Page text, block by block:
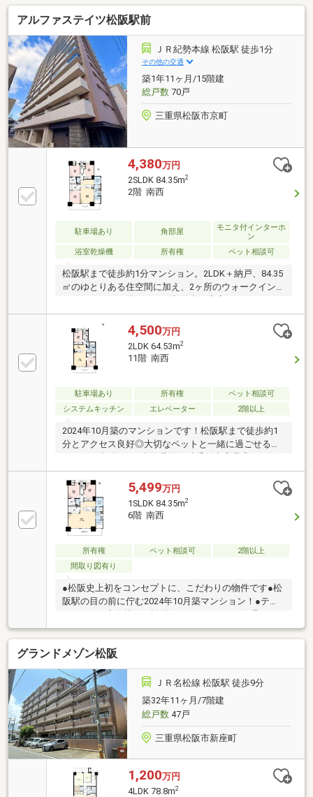
用した高いセキュリティ性も魅力の一つ。エントラン
スはもちろん、エレベーターも認証された居住階のみ
へ運行する仕組みのため、住民以外が自由に各階へ立
ち入れないよう配慮されています。毎日の暮らしに安
心感を与えてくれる設備です。子育てに嬉しい住環
境、リフォーム済みの快適な室内、そして安心のセキ
ュリティ。ご家族みんなが心地よく暮らせる住まい
を、ぜひ現地でご体感ください。
アルファステイツ松阪駅前
ＪＲ紀勢本線 松阪駅 徒歩1分
その他の交通
築1年11ヶ月/15階建
総戸数70戸
三重県松阪市京町
4,380万円
2SLDK 84.35m2
2階 南西
駐車場あり 角部屋
モニタ付インターホ
ン
浴室乾燥機
所有権 ペット相談可
松阪駅まで徒歩約1分マンション。2LDK＋納戸、84.35
㎡のゆとりある住空間に加え、2ヶ所のウォークイン
クローゼットを備えており収納力も充実しています。
南西角部屋につき陽当たり・通風良好。パウダールー
ム横にはユーティリティルームがあり、家事や収納ス
ペースとして多用途に活用できます。ペット飼育可
（規約あり）なので大切なご家族と快適に暮らせる住
まいです。ご内覧予約随時受付中！ぜひお気軽にお問
具はAIにより削除しております。
4,500万円
2LDK 64.53m2
11階 南西
駐車場あり 所有権
ペット相談可
システムキッチン
エレベーター 2階以上
2024年10月築のマンションです！松阪駅まで徒歩約1
分とアクセス良好◎大切なペットと一緒に過ごせるマ
ンション(規約あり)内覧予約随時受付中◎是非を気軽
にお問い合わせ下さい！
5,499万円
1SLDK 84.35m2
6階 南西
所有権 ペット相談可
2階以上
間取り図有り
●松阪史上初をコンセプトに、こだわりの物件です●松
阪駅の目の前に佇む2024年10月築マンション！●テブ
ラキ―など先進技術の設備有！ ●あなぶきの管理マン
ションです！ ～24時間コールセンターなど充実した生
活～大切なペットと一緒に暮らせるマンションです(規
約あり)お気軽にお問い合わせください！※災害積立
金：月額300円※家具・家電・什器は付帯しません。
グランドメゾン松阪
ＪＲ名松線 松阪駅 徒歩9分
築32年11ヶ月/7階建
総戸数47戸
三重県松阪市新座町
1,200万円
4LDK 78.8m2